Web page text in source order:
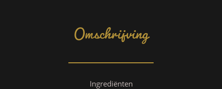
Omschrijving
Ingrediënten